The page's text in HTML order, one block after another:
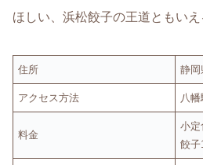
ほしい、浜松餃子の王道ともいえ
住所 静岡
アクセス方法 八
料金
小定
餃子